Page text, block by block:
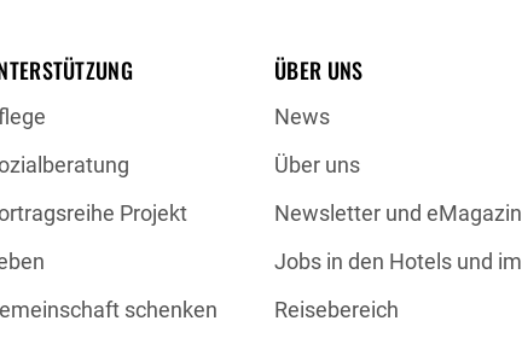
Projekt
schenken
ÜBER UNS
News
Über uns
Newsletter und eMagazin
Jobs in den Hotels und im
Reisebereich